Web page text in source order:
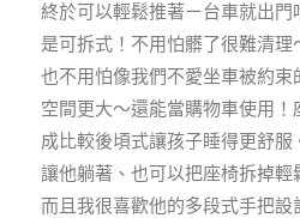
終於可以輕鬆推著ㄧ台車就出
是可拆式！不用怕髒了很難清理
也不用怕像我們不愛坐車被約
空間更大～還能當購物車使用
成比較後頃式讓孩子睡得更舒
讓他躺著、也可以把座椅拆掉輕
而且我很喜歡他的多段式手把設